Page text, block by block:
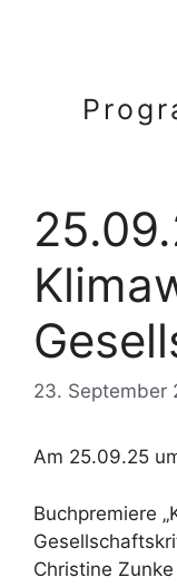
23. September
Am 25.09.25
Buchpremiere
Christine Zunke